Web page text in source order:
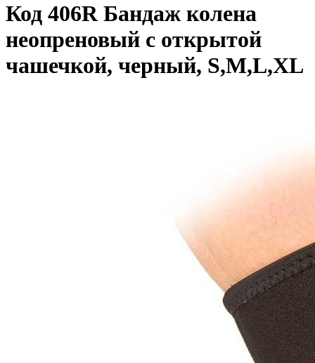
Код 406R Бандаж колена
неопреновый с открытой
чашечкой, черный, S,M,L,XL